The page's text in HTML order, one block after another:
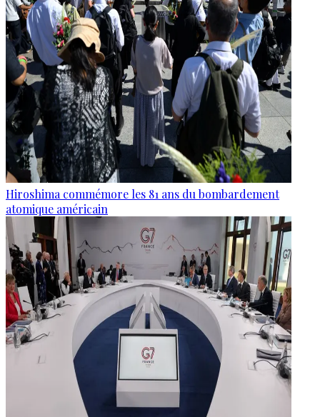
Hiroshima commémore les 81 ans du bombardement
atomique américain